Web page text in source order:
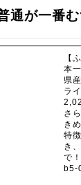
通が一番
【
本
県
ラ
さ
き
特
き
で
b5-